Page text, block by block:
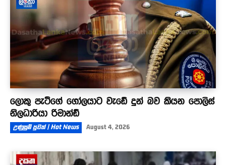
ලොකු පැටීගේ ගෝලයාට වැඩේ දුන් බව කියන පොලිස්
නිලධාරියා රිමාන්ඩ්
උණුසුම් පුවත් | Hot News August 4, 2026